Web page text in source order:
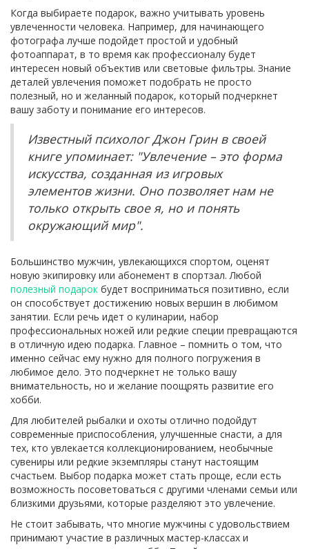
Когда выбираете подарок, важно учитывать уровень
увлеченности человека. Например, для начинающего
фотографа лучше подойдет простой и удобный
фотоаппарат, в то время как профессионалу будет
интересен новый объектив или световые фильтры. Знание
деталей увлечения поможет подобрать не просто
полезный, но и желанный подарок, который подчеркнет
вашу заботу и понимание его интересов.
Известный психолог Джон Грин в своей
книге упоминает: "Увлечение – это форма
искусства, созданная из игровых
элементов жизни. Оно позволяет нам не
только открыть свое я, но и понять
окружающий мир".
Большинство мужчин, увлекающихся спортом, оценят
новую экипировку или абонемент в спортзал. Любой
полезный подарок будет восприниматься позитивно, если
он способствует достижению новых вершин в любимом
занятии. Если речь идет о кулинарии, набор
профессиональных ножей или редкие специи превращаются
в отличную идею подарка. Главное – помнить о том, что
именно сейчас ему нужно для полного погружения в
любимое дело. Это подчеркнет не только вашу
внимательность, но и желание поощрять развитие его
хобби.
Для любителей рыбалки и охоты отлично подойдут
современные приспособления, улучшенные снасти, а для
тех, кто увлекается коллекционированием, необычные
сувениры или редкие экземпляры станут настоящим
счастьем. Выбор подарка может стать проще, если есть
возможность посоветоваться с другими членами семьи или
близкими друзьями, которые разделяют это увлечение.
Не стоит забывать, что многие мужчины с удовольствием
принимают участие в различных мастер-классах и